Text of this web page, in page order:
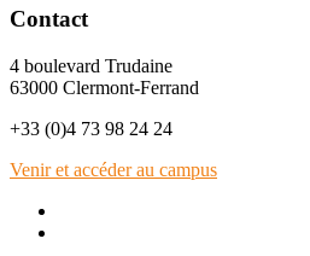
Contact
4 boulevard Trudaine
63000 Clermont-Ferrand
+33 (0)4 73 98 24 24
Venir et accéder au campus